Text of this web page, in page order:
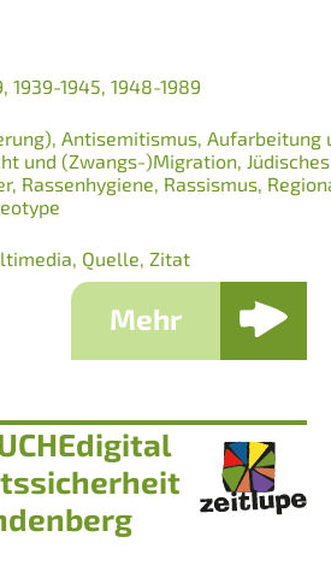
1939-1945 1948-1989
Antisemitismus Aufarbeitung
und (Zwangs-)Migration
Rassenhygiene Rassismus
Quelle Zitat
Mehr